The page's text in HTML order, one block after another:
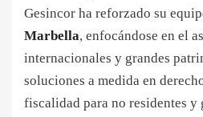
Gesincor ha reforzado su
Marbella, enfocándose en el
internacionales y grandes
soluciones a medida en
fiscalidad para no residentes y